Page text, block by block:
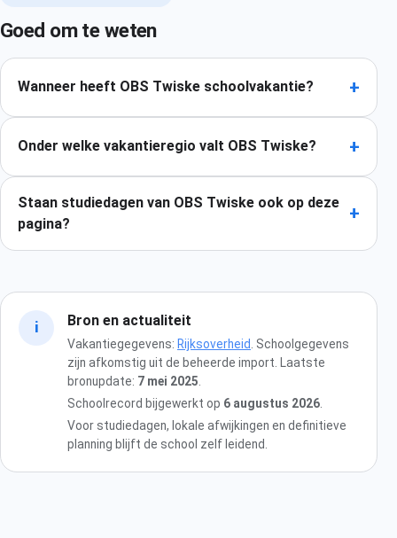
Goed om te weten
Wanneer heeft OBS Twiske schoolvakantie? +
Onder welke vakantieregio valt OBS Twiske? +
Staan studiedagen van OBS Twiske ook op deze
pagina?
+
i Bron en actualiteit
Vakantiegegevens: Rijksoverheid . Schoolgegevens
zijn afkomstig uit de beheerde import. Laatste
bronupdate: 7 mei 2025
Schoolrecord bijgewerkt op 6 augustus 2026
Voor studiedagen, lokale afwijkingen en definitieve
planning blijft de school zelf leidend.